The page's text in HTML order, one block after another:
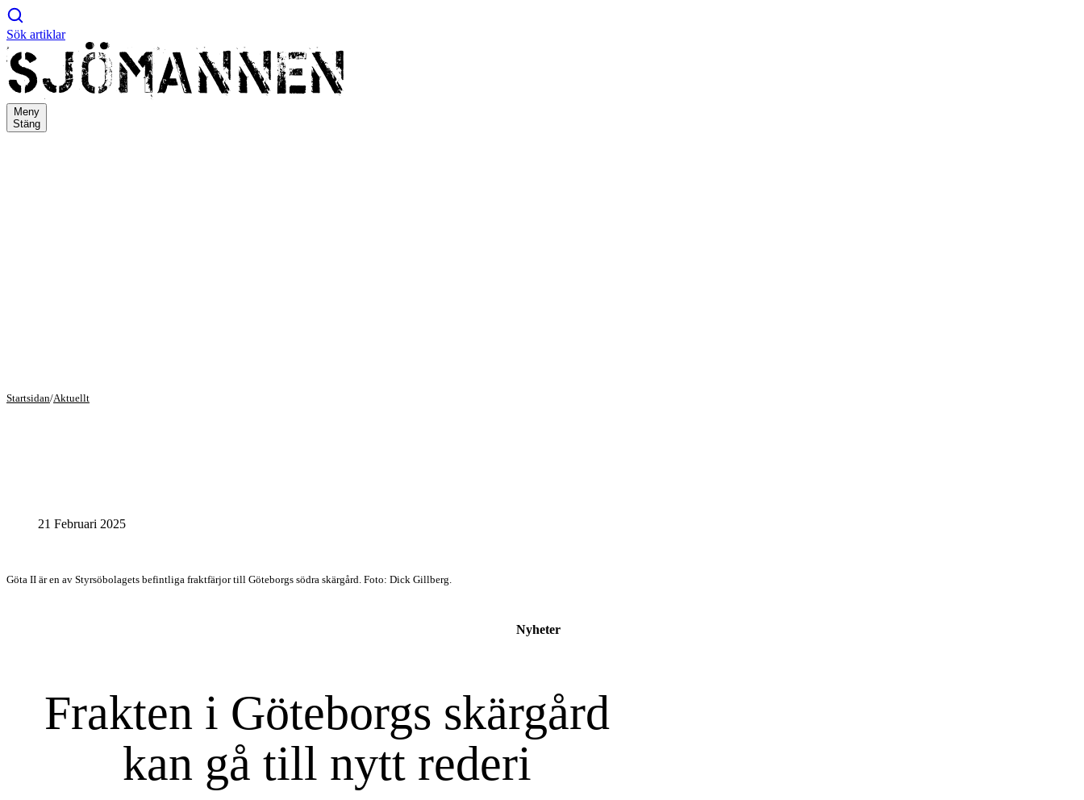
Sök artiklar
Meny
Stäng
Startsidan/Aktuellt
Göta II är en av Styrsöbolagets befintliga fraktfärjor till Göteborgs södra skärgård. Foto: Dick Gillberg.
Nyheter
Frakten i Göteborgs skärgård
kan gå till nytt rederi
21 Februari 2025